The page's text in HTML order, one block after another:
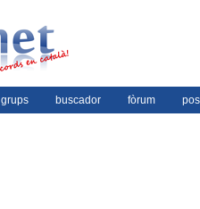
grups buscador fòrum